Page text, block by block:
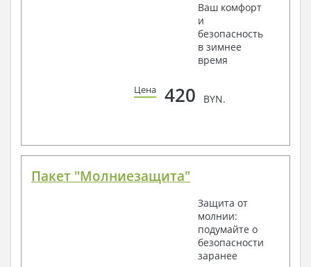
Ваш комфорт
и
безопасность
в зимнее
время
Цена 420 BYN.
Пакет "Молниезащита"
Защита от
молнии:
подумайте о
безопасности
заранее